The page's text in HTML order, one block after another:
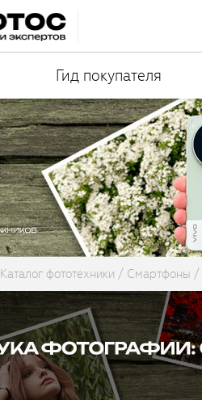
Гид покупателя
Каталог фототехники Смартфоны